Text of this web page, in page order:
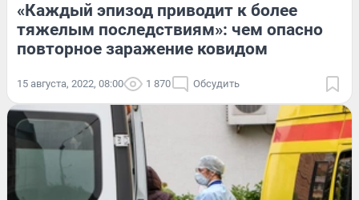
«Каждый эпизод приводит к более
тяжелым последствиям»: чем опасно
повторное заражение ковидом
15 августа, 2022, 08:00 1 870 Обсудить